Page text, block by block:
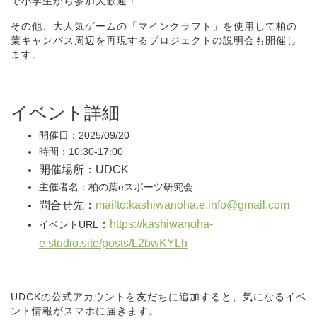
その他、大人気ゲームの「マインクラフト」を使用して柏の
葉キャンパス周辺を再現するプロジェクトの説明会も開催し
ます。
イベント詳細
開催日：2025/09/20
時間：10:30-17:00
開催場所：UDCK
主催者名：柏の葉eスポーツ研究会
問合せ先： mailto:kashiwanoha.e.info@gmail.com
イベントURL ： https://kashiwanoha-
e.studio.site/posts/L2bwKYLh
UDCKの公式アカウントを友だちに追加すると、気になるイベ
ント情報がスマホに届きます。